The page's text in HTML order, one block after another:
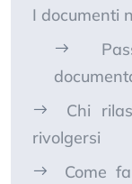
I documenti
Chi
rivolgersi
Come